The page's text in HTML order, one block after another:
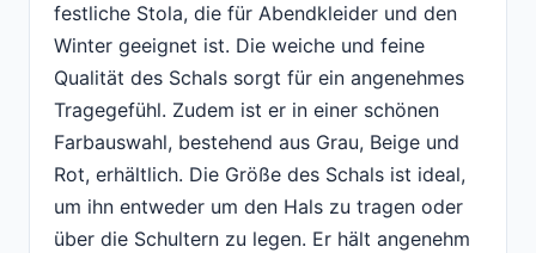
festliche Stola, die für Abendkleider und den
Winter geeignet ist. Die weiche und feine
Qualität des Schals sorgt für ein angenehmes
Tragegefühl. Zudem ist er in einer schönen
Farbauswahl, bestehend aus Grau, Beige und
Rot, erhältlich. Die Größe des Schals ist ideal,
um ihn entweder um den Hals zu tragen oder
über die Schultern zu legen. Er hält angenehm